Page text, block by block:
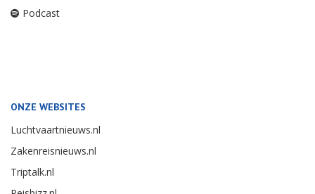
Podcast
ONZE WEBSITES
Luchtvaartnieuws.nl
Zakenreisnieuws.nl
Triptalk.nl